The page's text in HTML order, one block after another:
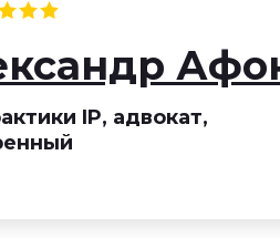
IP, адвокат,